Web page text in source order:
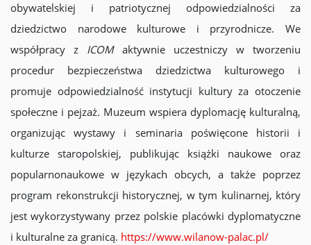
obywatelskiej i patriotycznej odpowiedzialności za
dziedzictwo narodowe kulturowe i przyrodnicze. We
współpracy z ICOMaktywnie uczestniczy w tworzeniu
procedur bezpieczeństwa dziedzictwa kulturowego i
promuje odpowiedzialność instytucji kultury za otoczenie
społeczne i pejzaż. Muzeum wspiera dyplomację kulturalną,
organizując wystawy i seminaria poświęcone historii i
kulturze staropolskiej, publikując książki naukowe oraz
popularnonaukowe w językach obcych, a także poprzez
program rekonstrukcji historycznej, w tym kulinarnej, który
jest wykorzystywany przez polskie placówki dyplomatyczne
i kulturalne za granicą. https://www.wilanow-palac.pl/